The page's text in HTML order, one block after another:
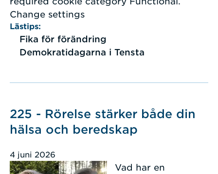
Change settings
Lästips:
Fika för förändring
Demokratidagarna i Tensta
225 - Rörelse stärker både din
hälsa och beredskap
4 juni 2026
Vad har en